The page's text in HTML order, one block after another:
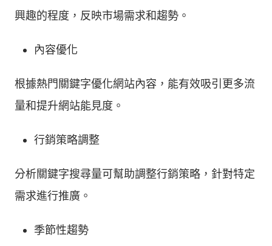
興趣的程度，反映市場需求和趨勢。
內容優化
根據熱門關鍵字優化網站內容，能有效吸引更多流
量和提升網站能見度。
行銷策略調整
分析關鍵字搜尋量可幫助調整行銷策略，針對特定
需求進行推廣。
季節性趨勢